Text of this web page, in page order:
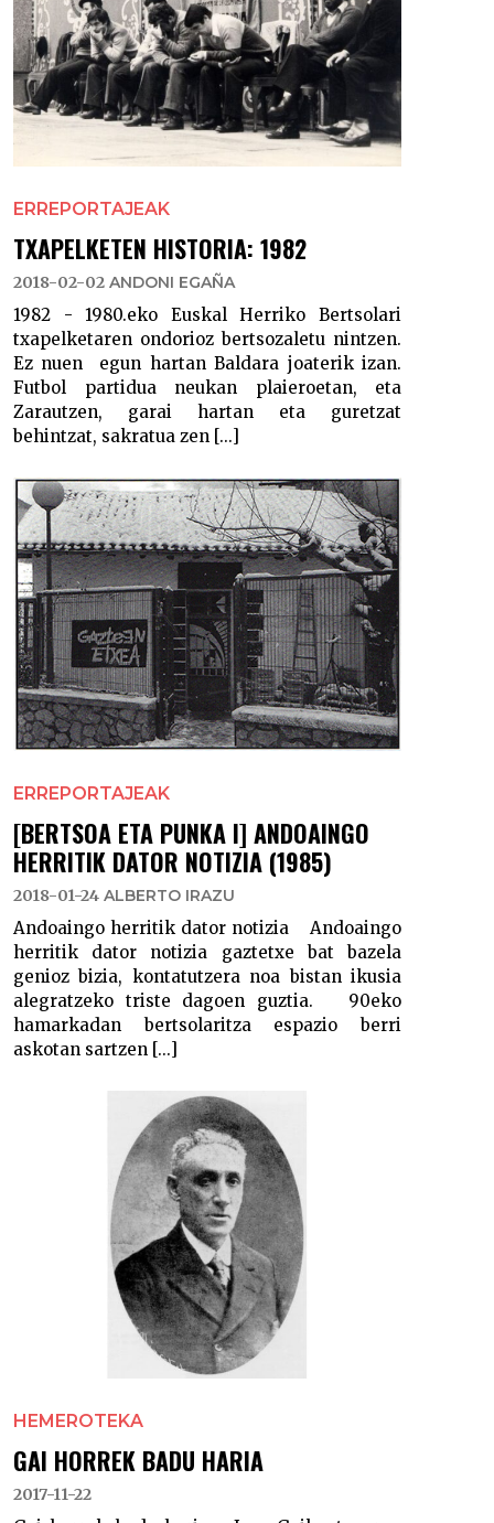
ERREPORTAJEAK
TXAPELKETEN HISTORIA: 1982
2018-02-02 ANDONI EGAÑA
1982 - 1980.eko Euskal Herriko Bertsolari
txapelketaren ondorioz bertsozaletu nintzen.
Ez nuen egun hartan Baldara joaterik izan.
Futbol partidua neukan plaieroetan, eta
Zarautzen, garai hartan eta guretzat
behintzat, sakratua zen [...]
ERREPORTAJEAK
[BERTSOA ETA PUNKA I] ANDOAINGO
HERRITIK DATOR NOTIZIA (1985)
2018-01-24 ALBERTO IRAZU
Andoaingo herritik dator notizia Andoaingo
herritik dator notizia gaztetxe bat bazela
genioz bizia, kontatutzera noa bistan ikusia
alegratzeko triste dagoen guztia. 90eko
hamarkadan bertsolaritza espazio berri
askotan sartzen [...]
HEMEROTEKA
GAI HORREK BADU HARIA
2017-11-22